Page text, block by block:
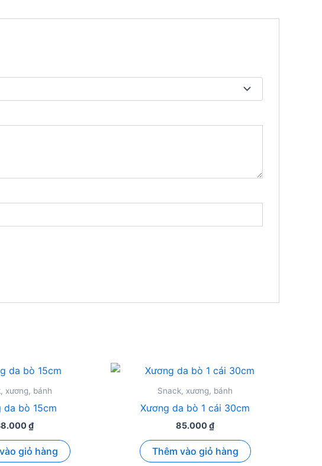
xương, bánh
da bò 15cm
₫
giỏ hàng
Snack, xương, bánh
Xương da bò 1 cái 30cm
85.000₫
Thêm vào giỏ hàng